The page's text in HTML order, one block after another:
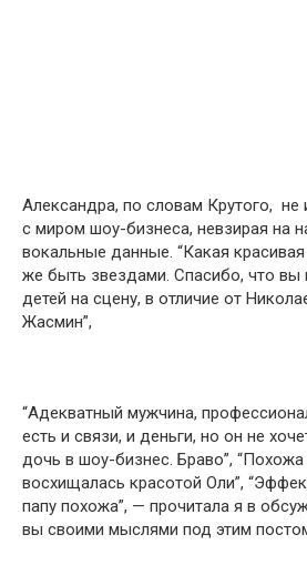
Александра, по словам Крутого, не
с миром шоу-бизнеса, невзирая на
вокальные данные. “Какая
же быть звездами. Спасибо, что вы
детей на сцену, в отличие от
Жасмин”,
“Адекватный мужчина,
есть и связи, и деньги, но он не
дочь в шоу-бизнес. Браво”, “Похожа
восхищалась красотой Оли”,
папу похожа”, — прочитала я в
вы своими мыслями под этим